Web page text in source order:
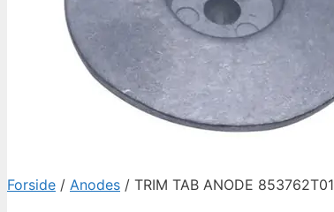
Forside / Anodes / TRIM TAB ANODE 853762T01